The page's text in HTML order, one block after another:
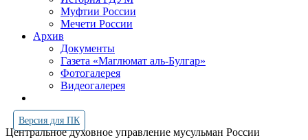
Муфтии России
Мечети России
Архив
Документы
Газета «Маглюмат аль-Булгар»
Фотогалерея
Видеогалерея
Версия для ПК
Центральное духовное управление мусульман России